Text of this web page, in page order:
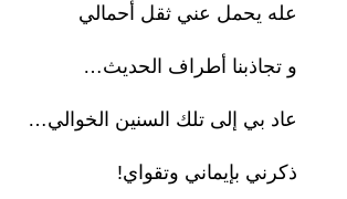
عله يحمل عني ثقل أحمالي
و تجاذبنا أطراف الحديث…
عاد بي إلى تلك السنين الخوالي…
ذكرني بإيماني وتقواي!